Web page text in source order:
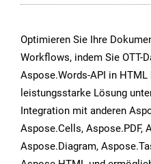
Optimieren Sie Ihre
Workflows, indem Sie OTT-
Aspose.Words-API in
leistungsstarke Lösung
Integration mit anderen
Aspose.Cells, Aspose.PDF,
Aspose.Diagram,